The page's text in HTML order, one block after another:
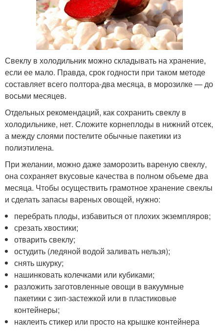
Свеклу в холодильник можно складывать на хранение,
если ее мало. Правда, срок годности при таком методе
составляет всего полтора-два месяца, в морозилке — до
восьми месяцев.
Отдельных рекомендаций, как сохранить свеклу в
холодильнике, нет. Сложите корнеплоды в нижний отсек,
а между слоями постелите обычные пакетики из
полиэтилена.
При желании, можно даже заморозить вареную свеклу,
она сохраняет вкусовые качества в полном объеме два
месяца. Чтобы осуществить грамотное хранение свеклы
и сделать запасы вареных овощей, нужно:
перебрать плоды, избавиться от плохих экземпляров;
срезать хвостики;
отварить свеклу;
остудить (ледяной водой заливать нельзя);
снять шкурку;
нашинковать колечками или кубиками;
разложить заготовленные овощи в вакуумные
пакетики с зип-застежкой или в пластиковые
контейнеры;
наклеить стикер или просто на крышке контейнера